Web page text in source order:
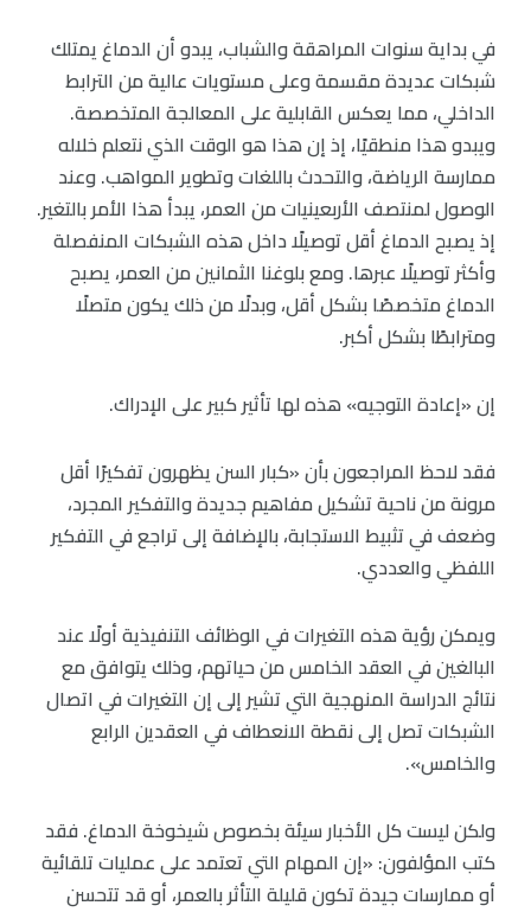
في بداية سنوات المراهقة والشباب، يبدو أن الدماغ يمتلك
شبكات عديدة مقسمة وعلى مستويات عالية من الترابط
الداخلي، مما يعكس القابلية على المعالجة المتخصصة.
ويبدو هذا منطقيًا، إذ إن هذا هو الوقت الذي نتعلم خلاله
ممارسة الرياضة، والتحدث باللغات وتطوير المواهب. وعند
الوصول لمنتصف الأربعينيات من العمر، يبدأ هذا الأمر بالتغير.
إذ يصبح الدماغ أقل توصيلًا داخل هذه الشبكات المنفصلة
وأكثر توصيلًا عبرها. ومع بلوغنا الثمانين من العمر، يصبح
الدماغ متخصصًا بشكل أقل، وبدلًا من ذلك يكون متصلًا
ومترابطًا بشكل أكبر.
إن «إعادة التوجيه» هذه لها تأثير كبير على الإدراك.
فقد لاحظ المراجعون بأن «كبار السن يظهرون تفكيرًا أقل
مرونة من ناحية تشكيل مفاهيم جديدة والتفكير المجرد،
وضعف في تثبيط الاستجابة، بالإضافة إلى تراجع في التفكير
اللفظي والعددي.
ويمكن رؤية هذه التغيرات في الوظائف التنفيذية أولًا عند
البالغين في العقد الخامس من حياتهم، وذلك يتوافق مع
نتائج الدراسة المنهجية التي تشير إلى إن التغيرات في اتصال
الشبكات تصل إلى نقطة الانعطاف في العقدين الرابع
والخامس».
ولكن ليست كل الأخبار سيئة بخصوص شيخوخة الدماغ. فقد
كتب المؤلفون: «إن المهام التي تعتمد على عمليات تلقائية
أو ممارسات جيدة تكون قليلة التأثر بالعمر، أو قد تتحسن